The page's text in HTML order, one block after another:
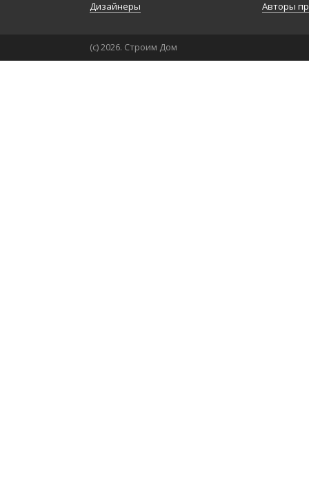
Дизайнеры
Авторы
(с) 2026. Строим Дом